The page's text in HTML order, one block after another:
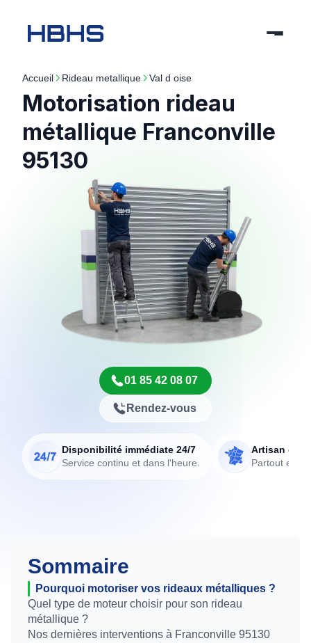
Accueil rideau metallique val d oise
Motorisation rideau
métallique Franconville
95130
01 85 42 08 07
Rendez-vous
Disponibilité immédiate 24/7
Service continu et dans l'heure.
Artisan de
Partout en
Sommaire
Pourquoi motoriser vos rideaux métalliques ?
Quel type de moteur choisir pour son rideau
métallique ?
Nos dernières interventions à Franconville 95130